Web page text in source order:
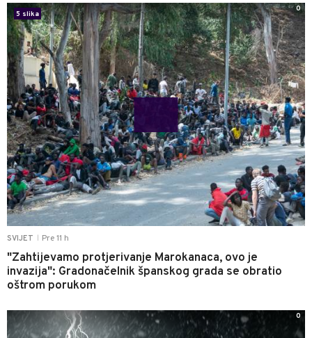
SVIJET Pre 11 h
"Zahtijevamo protjerivanje Marokanaca, ovo je
invazija": Gradonačelnik španskog grada se obratio
oštrom porukom
5 slika
0
0